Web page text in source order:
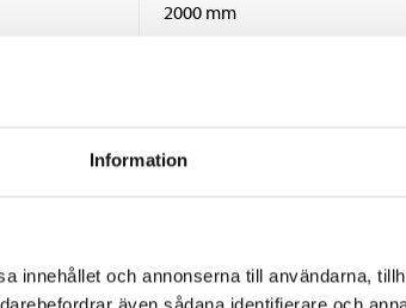
Information
innehållet och annonserna till användarna,
2000 mm
3,75 mm (±10%)